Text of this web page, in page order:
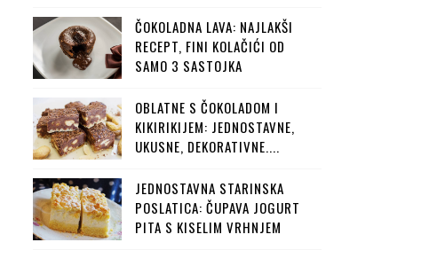
ČOKOLADNA LAVA: NAJLAKŠI
RECEPT, FINI KOLAČIĆI OD
SAMO 3 SASTOJKA
OBLATNE S ČOKOLADOM I
KIKIRIKIJEM: JEDNOSTAVNE,
UKUSNE, DEKORATIVNE....
JEDNOSTAVNA STARINSKA
POSLATICA: ČUPAVA JOGURT
PITA S KISELIM VRHNJEM